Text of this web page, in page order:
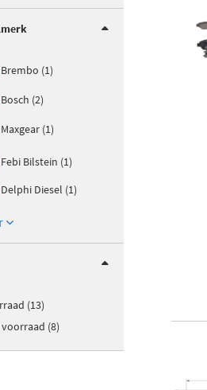
Brembo (1)
Bosch (2)
Maxgear (1)
Febi Bilstein (1)
Delphi Diesel (1)
(13)
(8)